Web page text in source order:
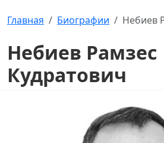
Главная Биографии Небиев
Небиев Рамзес
Кудратович